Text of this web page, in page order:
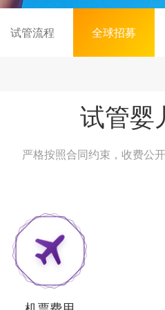
试管流程 全球招募
试管婴
严格按照合同约束，收费公